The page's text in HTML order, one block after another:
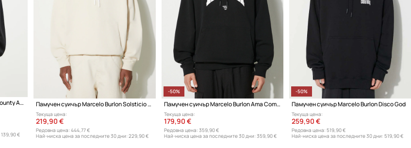
Памучен суичър Marcelo Burlon County Angel Boxy Crewneck Black Multico
139,90 €
Памучен суичър Marcelo Burlon Solsticio Comfort Hoodie
Текуща цена:
219,90 €
Редовна цена: 444,77 €
Най-ниска цена за последните 30 дни: 229,90 €
-50%
Памучен суичър Marcelo Burlon Ama Comfort Hoodie
Текуща цена:
179,90 €
Редовна цена: 359,90 €
Най-ниска цена за последните 30 дни: 359,90 €
-50%
Памучен суичър Marcelo Burlon Disco God
Текуща цена:
259,90 €
Редовна цена: 519,90 €
Най-ниска цена за последните 30 дни: 519,90 €